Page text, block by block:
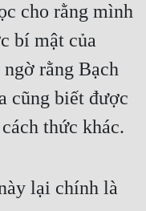
cho rằng mình
bí mật của
rằng Bạch
cũng biết được
thức khác.
lại chính là